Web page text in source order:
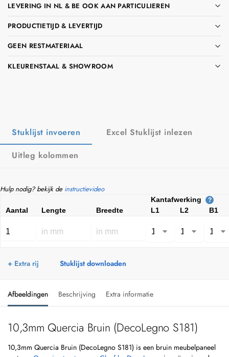
LEVERING IN NL & BE OOK AAN PARTICULIEREN
PRODUCTIETIJD & LEVERTIJD
GEEN RESTMATERIAAL
KLEURENSTAAL & SHOWROOM
Stuklijst invoeren
Excel Stuklijst inlezen
Uitleg kolommen
Hulp nodig? bekijk de instructievideo
Kantafwerking ?
Aantal Lengte Breedte L1 L2 B1
+ Extra rij Stuklijst downloaden
Afbeeldingen Beschrijving Extra informatie
10,3mm Quercia Bruin (DecoLegno S181)
10,3mm Quercia Bruin (DecoLegno S181) is een bruin meubelpaneel